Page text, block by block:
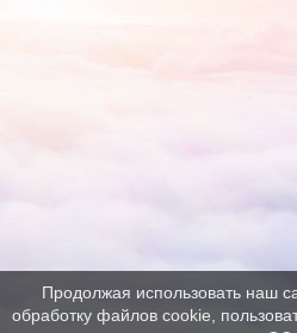
Продолжая использовать наш
обработку файлов cookie,